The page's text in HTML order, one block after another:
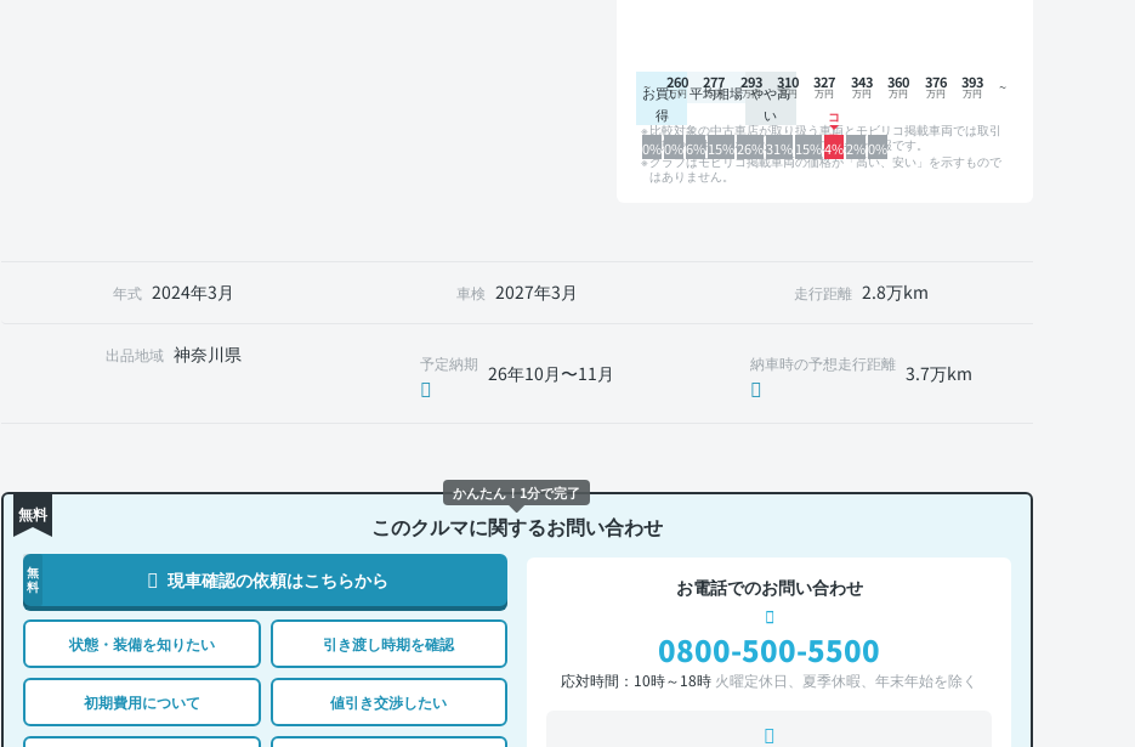
お買い
得
平均相場 やや高
い
0%0%6%15%26%31%15%4%2%0%
260 277 293 310 327 343 360 376 393
比較対象の中古車店が取り扱う車両とモビリコ掲載車両では取引
形態や条件が異なるため、グラフは参考情報です。
グラフはモビリコ掲載車両の価格が「高い、安い」を示すもので
はありません。
年式 2024年3月 車検 2027年3月 走行距離 2.8万km
出品地域 神奈川県 予定納期 26年10月〜11月 納車時の予想走行距離 3.7万km
無料 このクルマに関するお問い合わせ
無
料
現車確認の依頼はこちらから
状態・装備を知りたい 引き渡し時期を確認
初期費用について 値引き交渉したい
お電話でのお問い合わせ
0800-500-5500
応対時間：10時～18時 火曜定休日、夏季休暇、年末年始を除く
かんたん！1分で完了